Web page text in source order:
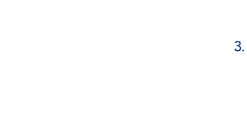
3.